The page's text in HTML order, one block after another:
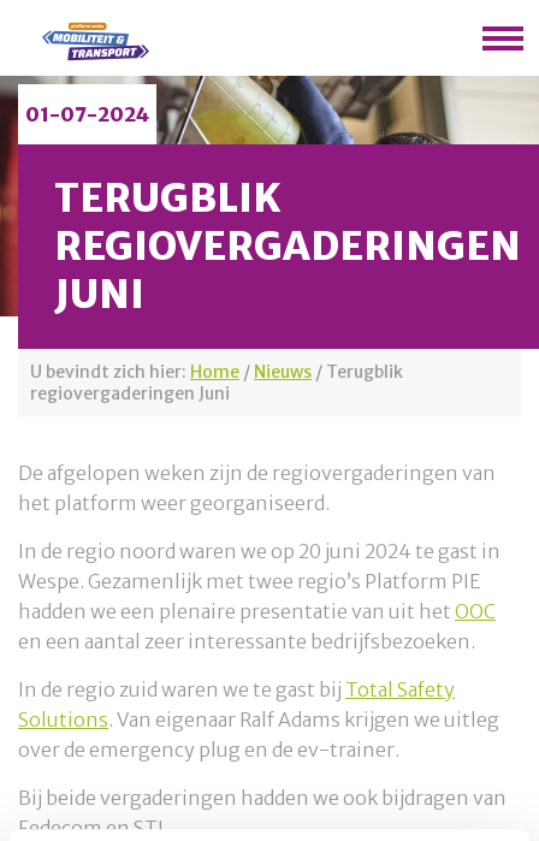
01-07-2024
TERUGBLIK
REGIOVERGADERINGEN
JUNI
U bevindt zich hier: Home / Nieuws / Terugblik
regiovergaderingen Juni
De afgelopen weken zijn de regiovergaderingen van
het platform weer georganiseerd.
In de regio noord waren we op 20 juni 2024 te gast in
Wespe. Gezamenlijk met twee regio’s Platform PIE
hadden we een plenaire presentatie van uit het OOC
en een aantal zeer interessante bedrijfsbezoeken.
In de regio zuid waren we te gast bij Total Safety
Solutions. Van eigenaar Ralf Adams krijgen we uitleg
over de emergency plug en de ev-trainer.
Bij beide vergaderingen hadden we ook bijdragen van
Fedecom en STL.